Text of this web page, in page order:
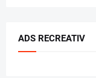
ADS RECREATIV